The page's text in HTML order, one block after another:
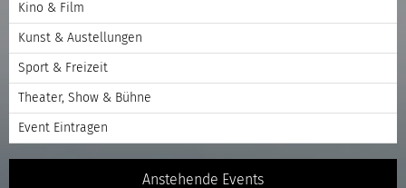
Kino & Film
Kunst & Austellungen
Sport & Freizeit
Theater, Show & Bühne
Event Eintragen
Anstehende Events